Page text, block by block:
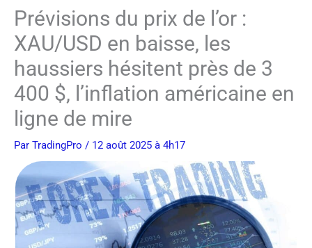
Prévisions du prix de l’or :
XAU/USD en baisse, les
haussiers hésitent près de 3
400 $, l’inflation américaine en
ligne de mire
Par TradingPro / 12 août 2025 à 4h17